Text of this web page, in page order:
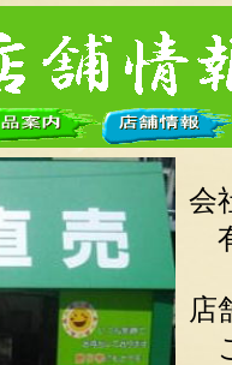
会
店